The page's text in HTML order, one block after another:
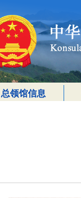
总领馆信息